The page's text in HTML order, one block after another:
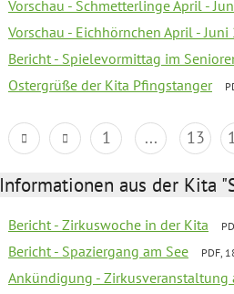
Vorschau - Schmetterlinge April -
Vorschau - Eichhörnchen April -
Bericht - Spielevormittag im
Ostergrüße der Kita Pfingstanger
1 ... 13
Informationen aus der Kita
Bericht - Zirkuswoche in der Kita
Bericht - Spaziergang am See PDF,
Ankündigung - Zirkusveranstaltung